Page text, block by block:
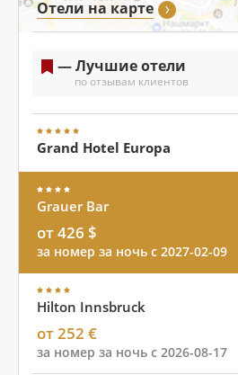
Отели на карте
— Лучшие отели
по отзывам клиентов
Grand Hotel Europa
Grauer Bar
от 426 $
за номер за ночь с 2027-02-09
Hilton Innsbruck
от 252 €
за номер за ночь с 2026-08-17